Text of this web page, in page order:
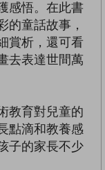
感悟。在此書
的童話故事，
賞析，還可看
去表達世間萬
教育對兒童的
點滴和教養感
子的家長不少